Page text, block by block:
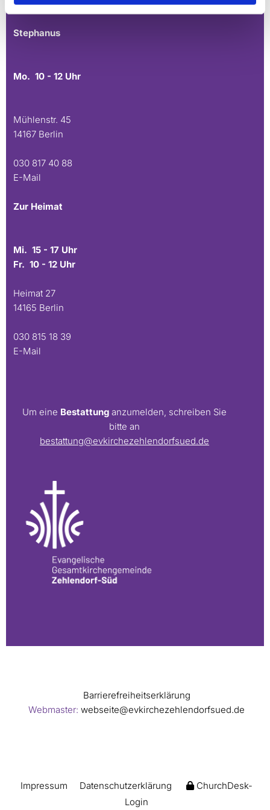
E-Mail
Stephanus
Mo. 10 - 12 Uhr
Mühlenstr. 45
14167 Berlin
030 817 40 88
E-Mail
Zur Heimat
Mi. 15 - 17 Uhr
Fr. 10 - 12 Uhr
Heimat 27
14165 Berlin
030 815 18 39
E-Mail
Um eine Bestattung anzumelden, schreiben Sie
bitte an
bestattung@evkirchezehlendorfsued.de
Barrierefreiheitserklärung
Webmaster: webseite@evkirchezehlendorfsued.de
Impressum Datenschutzerklärung
ChurchDesk-
Login